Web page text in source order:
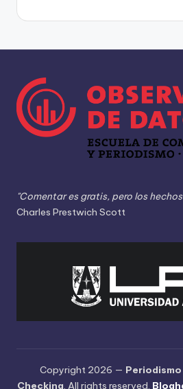
"Comentar es gratis, pero los
Charles Prestwich Scott
Copyright 2026 —
Checking. All rights reserved.